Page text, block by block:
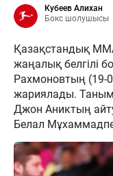
Кубеев Алихан
Бокс шолушысы
Қазақстандық
жаңалық белгілі
Рахмоновтың (19-
жариялады.
Джон Аниктың
Белал